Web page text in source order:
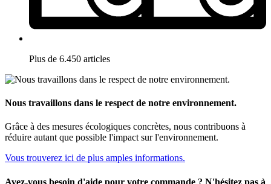
Plus de 6.450 articles
Nous travaillons dans le respect de notre environnement.
Grâce à des mesures écologiques concrètes, nous contribuons à
réduire autant que possible l'impact sur l'environnement.
Vous trouverez ici de plus amples informations.
Avez-vous besoin d'aide pour votre commande ? N'hésitez pas à